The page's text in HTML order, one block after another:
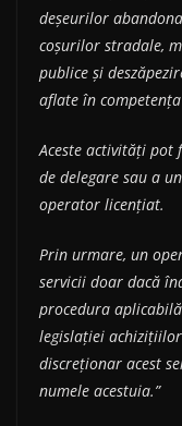
deșeurilor
coșurilor stradale,
publice și
aflate în
Aceste activități pot
de delegare sau a
operator licențiat.
Prin urmare, un
servicii doar dacă
procedura
legislației
discreționar acest
numele acestuia.”